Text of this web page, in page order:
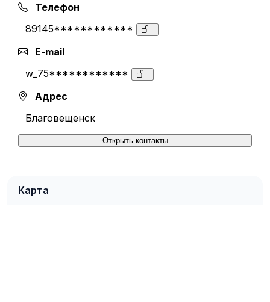
Телефон
89145************
E-mail
w_75************
Адрес
Благовещенск
Открыть контакты
Карта